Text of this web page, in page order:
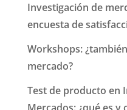
Investigación de
encuesta de
Workshops:
mercado?
Test de producto en